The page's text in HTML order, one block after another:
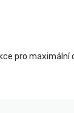
pro maximální